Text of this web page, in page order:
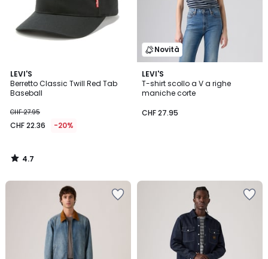
LEVI'S
Berretto Classic Twill Red Tab
Baseball
CHF 27.95
CHF 22.36 -20%
4.7
/ 5
4.7
/
Novità
LEVI'S
T-shirt scollo a V a righe
maniche corte
CHF 27.95